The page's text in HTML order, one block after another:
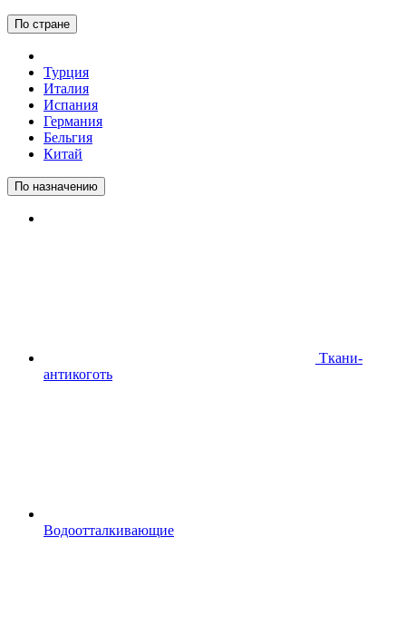
По стране
Турция
Италия
Испания
Германия
Бельгия
Китай
По назначению
Ткани-
антикоготь
Водоотталкивающие